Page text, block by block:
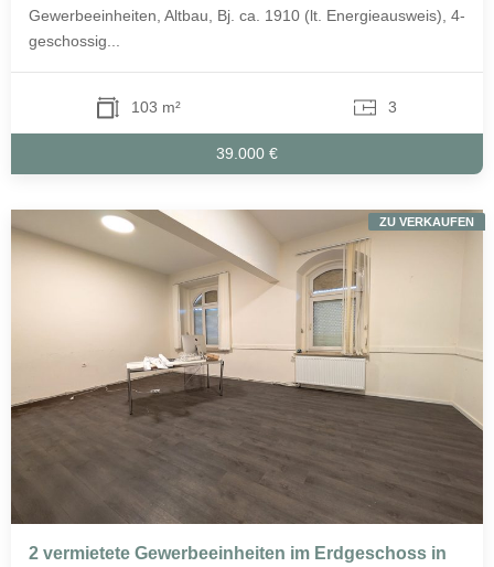
Gewerbeeinheiten, Altbau, Bj. ca. 1910 (lt. Energieausweis), 4-
geschossig...
103 m² 3
39.000 €
2 vermietete Gewerbeeinheiten im Erdgeschoss in
ZU VERKAUFEN